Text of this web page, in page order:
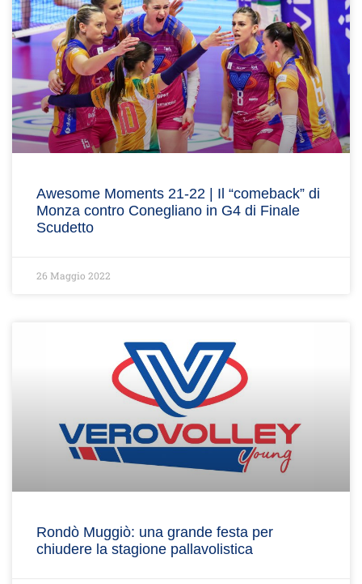
Awesome Moments 21-22 | Il “comeback” di
Monza contro Conegliano in G4 di Finale
Scudetto
26 Maggio 2022
Rondò Muggiò: una grande festa per
chiudere la stagione pallavolistica